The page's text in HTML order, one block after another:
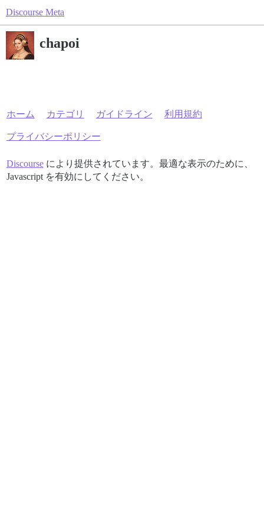
Discourse Meta
chapoi
ホーム カテゴリ ガイドライン 利用規約
プライバシーポリシー
Discourseにより提供されています。最適な表示のために、
Javascript を有効にしてください。